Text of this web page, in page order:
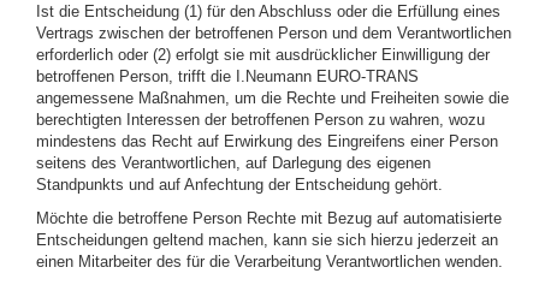
Ist die Entscheidung (1) für den Abschluss oder die Erfüllung eines
Vertrags zwischen der betroffenen Person und dem Verantwortlichen
erforderlich oder (2) erfolgt sie mit ausdrücklicher Einwilligung der
betroffenen Person, trifft die I.Neumann EURO-TRANS
angemessene Maßnahmen, um die Rechte und Freiheiten sowie die
berechtigten Interessen der betroffenen Person zu wahren, wozu
mindestens das Recht auf Erwirkung des Eingreifens einer Person
seitens des Verantwortlichen, auf Darlegung des eigenen
Standpunkts und auf Anfechtung der Entscheidung gehört.
Möchte die betroffene Person Rechte mit Bezug auf automatisierte
Entscheidungen geltend machen, kann sie sich hierzu jederzeit an
einen Mitarbeiter des für die Verarbeitung Verantwortlichen wenden.